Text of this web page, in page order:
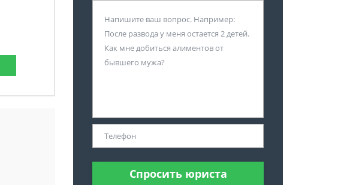
Спросить юриста